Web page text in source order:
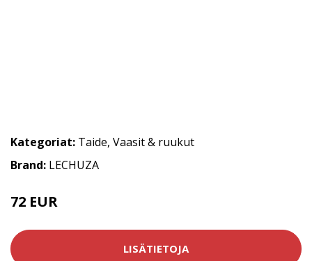
Kategoriat: Taide, Vaasit & ruukut
Brand: LECHUZA
72 EUR
LISÄTIETOJA